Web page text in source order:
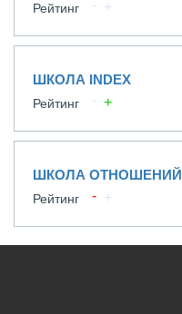
Рейтинг
ШКОЛА INDEX
Рейтинг
ШКОЛА ОТНОШЕНИЙ
Рейтинг